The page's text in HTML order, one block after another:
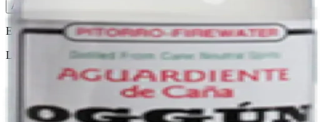
Agregar al carrito
El Gato Tuerto
Licorera · envíos locales
Política de privacidad
Términos y condiciones
Política de devoluciones